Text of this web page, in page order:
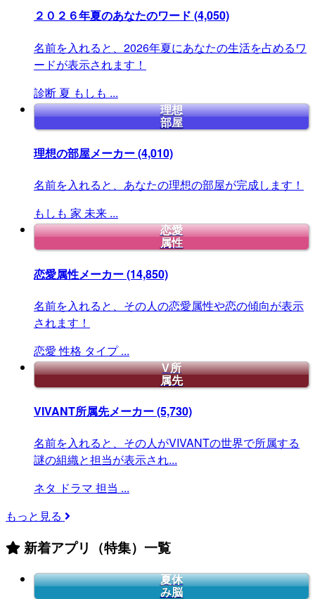
２０２６年夏のあなたのワード (4,050)
名前を入れると、2026年夏にあなたの生活を占めるワ
ードが表示されます！
診断 夏 もしも ...
理想
部屋
理想の部屋メーカー(4,010)
名前を入れると、あなたの理想の部屋が完成します！
もしも 家 未来 ...
恋愛
属性
恋愛属性メーカー(14,850)
名前を入れると、その人の恋愛属性や恋の傾向が表示
されます！
恋愛 性格 タイプ ...
V所
属先
VIVANT所属先メーカー(5,730)
名前を入れると、その人がVIVANTの世界で所属する
謎の組織と担当が表示され...
ネタ ドラマ 担当 ...
もっと見る
新着アプリ（特集）一覧
夏休
み脳